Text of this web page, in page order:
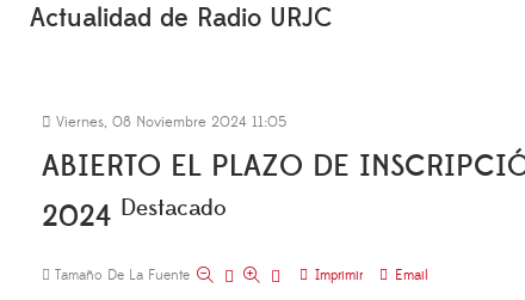
Actualidad de Radio URJC
Viernes, 08 Noviembre 2024 11:05
ABIERTO EL PLAZO DE
2024 Destacado
Tamaño De La Fuente Imprimir Email